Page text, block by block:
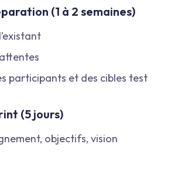
(1 à 2 semaines)
participants et des cibles test
(5 jours)
objectifs, vision